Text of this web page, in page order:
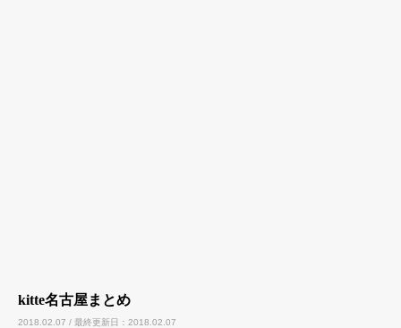
kitte名古屋まとめ
2018.02.07 / 最終更新日：2018.02.07